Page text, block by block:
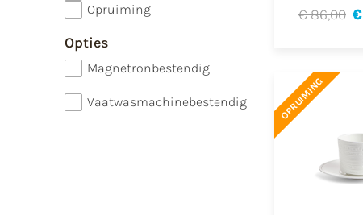
Opruiming
Opties
Magnetronbestendig
Vaatwasmachinebestendig
€ 86,00
OPRUIMING